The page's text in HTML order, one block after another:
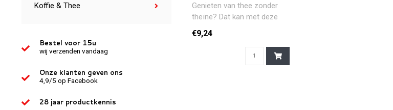
Koffie & Thee
Bestel voor 15u
wij verzenden vandaag
Onze klanten geven ons
4,9/5 op Facebook
28 jaar productkennis
Genieten van thee zonder
theïne? Dat kan met deze
Ceylon O.P. uit Sri Lanka. ..
€9,24